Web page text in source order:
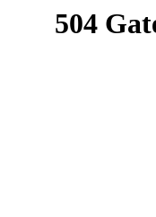
504